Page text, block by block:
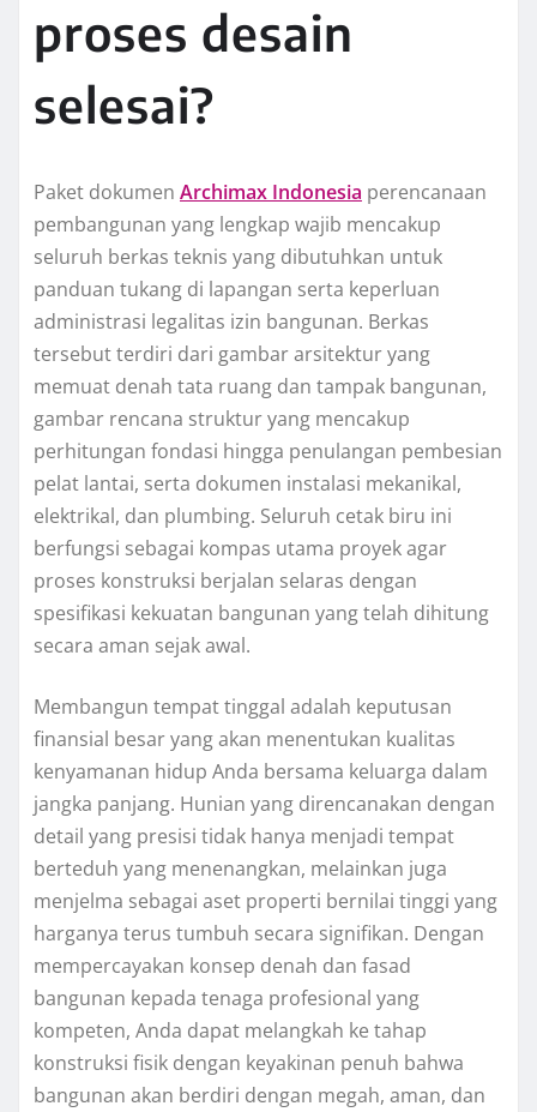
proses desain
selesai?
Paket dokumen Archimax Indonesia perencanaan
pembangunan yang lengkap wajib mencakup
seluruh berkas teknis yang dibutuhkan untuk
panduan tukang di lapangan serta keperluan
administrasi legalitas izin bangunan. Berkas
tersebut terdiri dari gambar arsitektur yang
memuat denah tata ruang dan tampak bangunan,
gambar rencana struktur yang mencakup
perhitungan fondasi hingga penulangan pembesian
pelat lantai, serta dokumen instalasi mekanikal,
elektrikal, dan plumbing. Seluruh cetak biru ini
berfungsi sebagai kompas utama proyek agar
proses konstruksi berjalan selaras dengan
spesifikasi kekuatan bangunan yang telah dihitung
secara aman sejak awal.
Membangun tempat tinggal adalah keputusan
finansial besar yang akan menentukan kualitas
kenyamanan hidup Anda bersama keluarga dalam
jangka panjang. Hunian yang direncanakan dengan
detail yang presisi tidak hanya menjadi tempat
berteduh yang menenangkan, melainkan juga
menjelma sebagai aset properti bernilai tinggi yang
harganya terus tumbuh secara signifikan. Dengan
mempercayakan konsep denah dan fasad
bangunan kepada tenaga profesional yang
kompeten, Anda dapat melangkah ke tahap
konstruksi fisik dengan keyakinan penuh bahwa
bangunan akan berdiri dengan megah, aman, dan